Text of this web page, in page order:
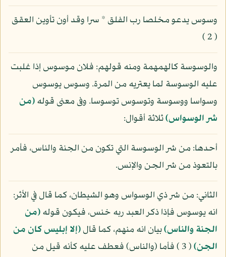
وسوس يدعو مخلصا رب الفلق * سرا وقد أون تأوين العقق
( 2 )
والوسوسة كالهمهمة ومنه قولهم: فلان موسوس إذا غلبت
عليه الوسوسة لما يعتريه من المرة. وسوس يوسوس
وسواسا ووسوسة وتوسوس توسوسا. وفى معنى قوله(من
شر الوسواس)ثلاثة أقوال:
أحدها: من شر الوسوسة التي تكون من الجنة والناس، فأمر
بالتعوذ من شر الجن والإنس.
الثاني: من شر ذي الوسواس وهو الشيطان، كما قال في الأثر:
انه يوسوس فإذا ذكر العبد ربه خنس، فيكون قوله(من
الجنة والناس)بيان انه منهم، كما قال(إلا إبليس كان من
الجن)
( 3 ) فأما (والناس) فعطف عليه كأنه قيل من